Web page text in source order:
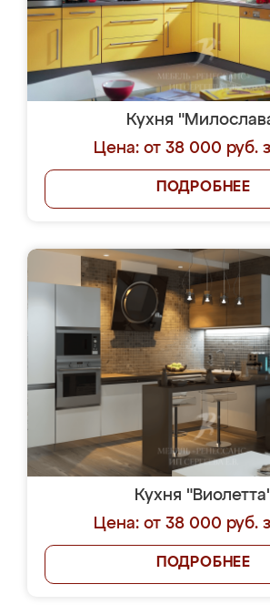
Кухня
Цена: от 38 000 руб.
ПОДРОБНЕЕ
Кухня
Цена: от 38 000 руб.
ПОДРОБНЕЕ